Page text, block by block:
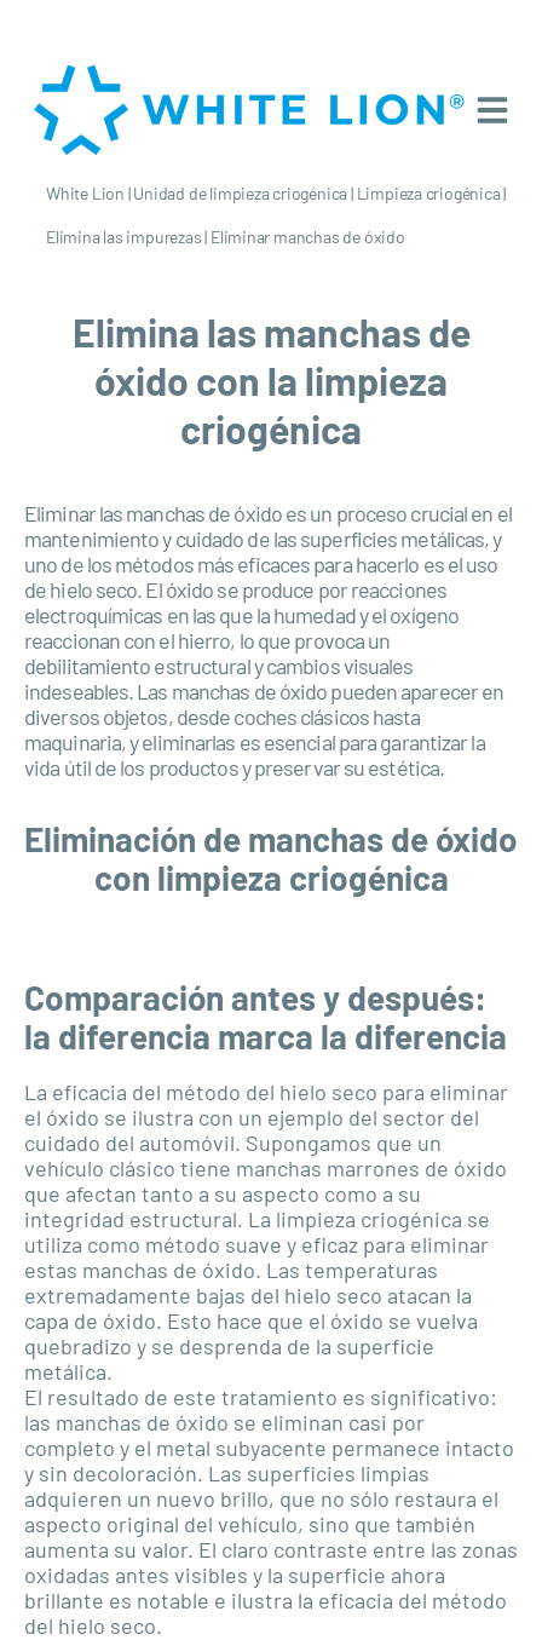
White Lion |Unidad de limpieza criogénica| Limpieza criogénica|
Elimina las impurezas| Eliminar manchas de óxido
Elimina las manchas de
óxido con la limpieza
criogénica
Eliminar las manchas de óxido es un proceso crucial en el
mantenimiento y cuidado de las superficies metálicas, y
uno de los métodos más eficaces para hacerlo es el uso
de hielo seco. El óxido se produce por reacciones
electroquímicas en las que la humedad y el oxígeno
reaccionan con el hierro, lo que provoca un
debilitamiento estructural y cambios visuales
indeseables. Las manchas de óxido pueden aparecer en
diversos objetos, desde coches clásicos hasta
maquinaria, y eliminarlas es esencial para garantizar la
vida útil de los productos y preservar su estética.
Eliminación de manchas de óxido
con limpieza criogénica
Comparación antes y después:
la diferencia marca la diferencia
La eficacia del método del hielo seco para eliminar
el óxido se ilustra con un ejemplo del sector del
cuidado del automóvil. Supongamos que un
vehículo clásico tiene manchas marrones de óxido
que afectan tanto a su aspecto como a su
integridad estructural. La limpieza criogénica se
utiliza como método suave y eficaz para eliminar
estas manchas de óxido. Las temperaturas
extremadamente bajas del hielo seco atacan la
capa de óxido. Esto hace que el óxido se vuelva
quebradizo y se desprenda de la superficie
metálica.
El resultado de este tratamiento es significativo:
las manchas de óxido se eliminan casi por
completo y el metal subyacente permanece intacto
y sin decoloración. Las superficies limpias
adquieren un nuevo brillo, que no sólo restaura el
aspecto original del vehículo, sino que también
aumenta su valor. El claro contraste entre las zonas
oxidadas antes visibles y la superficie ahora
brillante es notable e ilustra la eficacia del método
del hielo seco.